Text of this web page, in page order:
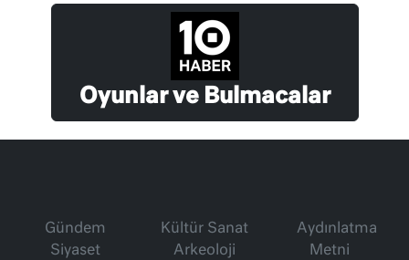
Oyunlar ve Bulmacalar
Gündem
Siyaset
Kültür Sanat
Arkeoloji
Aydınlatma
Metni